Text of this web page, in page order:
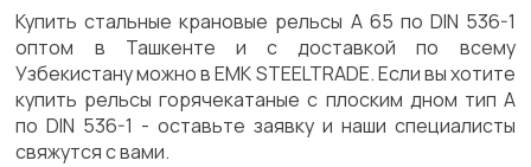
Купить стальные крановые рельсы А 65 по DIN 536-1
оптом в Ташкенте и с доставкой по всему
Узбекистану можно в EMK STEELTRADE. Если вы хотите
купить рельсы горячекатаные с плоским дном тип А
по DIN 536-1 - оставьте заявку и наши специалисты
свяжутся с вами.